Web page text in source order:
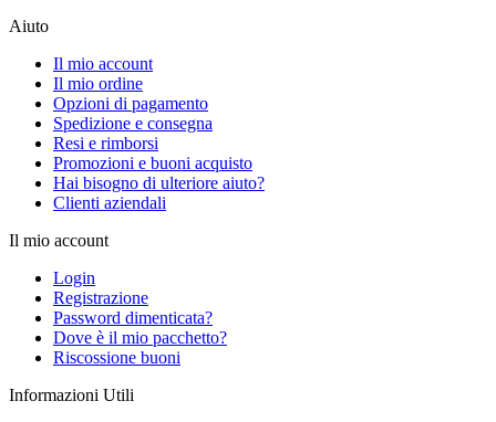
Aiuto
Il mio account
Il mio ordine
Opzioni di pagamento
Spedizione e consegna
Resi e rimborsi
Promozioni e buoni acquisto
Hai bisogno di ulteriore aiuto?
Clienti aziendali
Il mio account
Login
Registrazione
Password dimenticata?
Dove è il mio pacchetto?
Riscossione buoni
Informazioni Utili